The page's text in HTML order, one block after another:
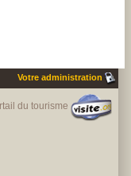
Votre administration
du tourisme